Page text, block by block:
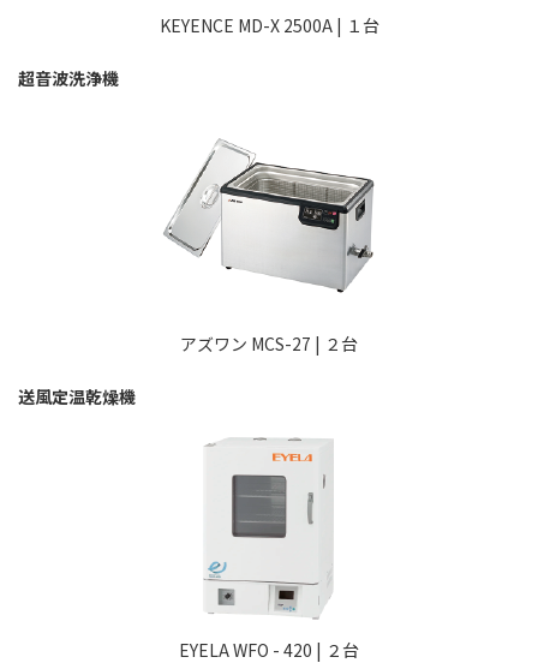
KEYENCE MD-X 2500A | １台
超音波洗浄機
アズワン MCS-27 | ２台
送風定温乾燥機
EYELA WFO - 420 | ２台